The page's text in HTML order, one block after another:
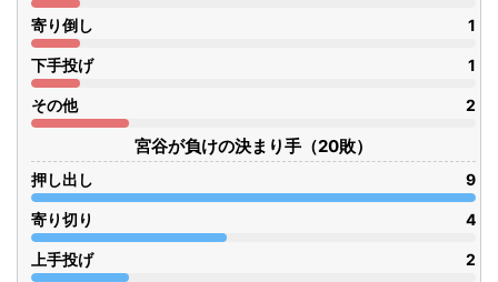
寄り倒し 1
下手投げ 1
その他 2
宮谷が負けの決まり手（20敗）
押し出し 9
寄り切り 4
上手投げ 2